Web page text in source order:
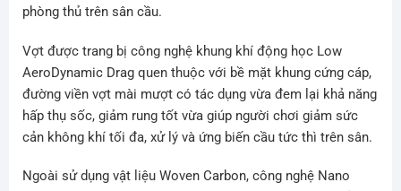
phòng thủ trên sân cầu.
Vợt được trang bị công nghệ khung khí động học Low
AeroDynamic Drag quen thuộc với bề mặt khung cứng cáp,
đường viền vợt mài mượt có tác dụng vừa đem lại khả năng
hấp thụ sốc, giảm rung tốt vừa giúp người chơi giảm sức
cản không khí tối đa, xử lý và ứng biến cầu tức thì trên sân.
Ngoài sử dụng vật liệu Woven Carbon, công nghệ Nano